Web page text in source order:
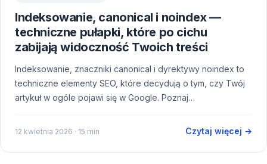
Indeksowanie, canonical i noindex —
techniczne pułapki, które po cichu
zabijają widoczność Twoich treści
Indeksowanie, znaczniki canonical i dyrektywy noindex to
techniczne elementy SEO, które decydują o tym, czy Twój
artykuł w ogóle pojawi się w Google. Poznaj…
12 kwietnia 2026 · 15 min Czytaj więcej →